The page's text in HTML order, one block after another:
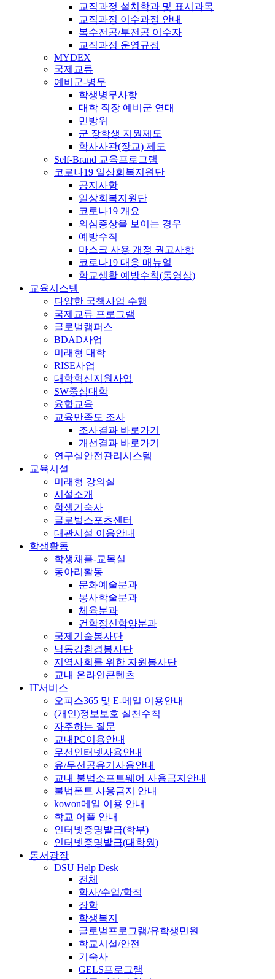
교직과정 설치학과 및 표시과목
교직과정 이수과정 안내
복수전공/부전공 이수자
교직과정 운영규정
MYDEX
국제교류
예비군-병무
학생병무사항
대학 직장 예비군 연대
민방위
군 장학생 지원제도
학사사관(장교) 제도
Self-Brand 교육프로그램
코로나19 일상회복지원단
공지사항
일상회복지원단
코로나19 개요
의심증상을 보이는 경우
예방수칙
마스크 사용 개정 권고사항
코로나19 대응 매뉴얼
학교생활 예방수칙(동영상)
교육시스템
다양한 국책사업 수행
국제교류 프로그램
글로벌캠퍼스
BDAD사업
미래형 대학
RISE사업
대학혁신지원사업
SW중심대학
융합교육
교육만족도 조사
조사결과 바로가기
개선결과 바로가기
연구실안전관리시스템
교육시설
미래형 강의실
시설소개
학생기숙사
글로벌스포츠센터
대관시설 이용안내
학생활동
학생채플-교목실
동아리활동
문화예술분과
봉사학술분과
체육분과
건학정신함양분과
국제기술봉사단
낙동강환경봉사단
지역사회를 위한 자원봉사단
교내 온라인콘텐츠
IT서비스
오피스365 및 E-메일 이용안내
(개인)정보보호 실천수칙
자주하는 질문
교내PC이용안내
무선인터넷사용안내
유/무선공유기사용안내
교내 불법소프트웨어 사용금지안내
불법폰트 사용금지 안내
kowon메일 이용 안내
학교 어플 안내
인터넷증명발급(학부)
인터넷증명발급(대학원)
동서광장
DSU Help Desk
전체
학사/수업/학적
장학
학생복지
글로벌프로그램/유학생민원
학교시설/안전
기숙사
GELS프로그램